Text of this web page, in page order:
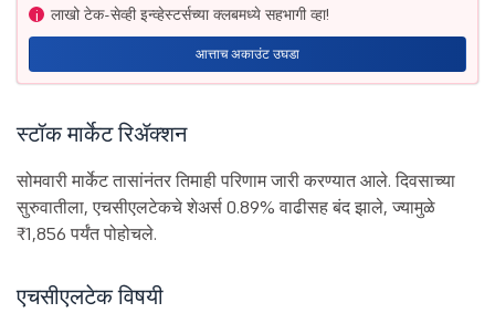
i लाखो टेक-सेव्ही इन्व्हेस्टर्सच्या क्लबमध्ये सहभागी व्हा!
आत्ताच अकाउंट उघडा
स्टॉक मार्केट रिॲक्शन
सोमवारी मार्केट तासांनंतर तिमाही परिणाम जारी करण्यात आले. दिवसाच्या
सुरुवातीला, एचसीएलटेकचे शेअर्स 0.89% वाढीसह बंद झाले, ज्यामुळे
₹1,856 पर्यंत पोहोचले.
एचसीएलटेक विषयी